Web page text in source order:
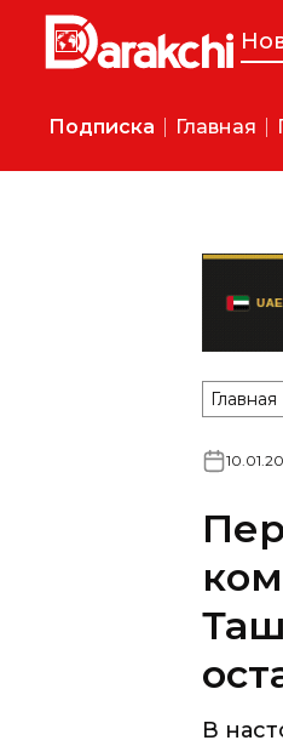
Подписка Главная
Главная
10 01
В